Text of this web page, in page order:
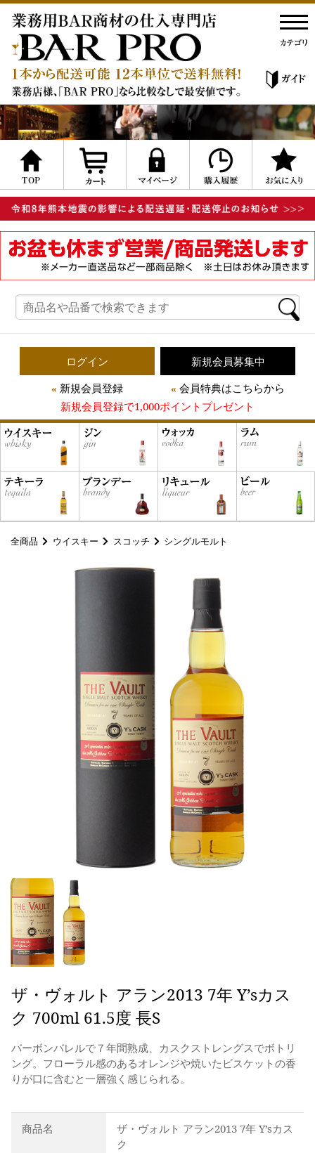
ログイン
新規会員登録
新規会員募集中
会員特典はこちらから
新規会員登録で1,000ポイントプレゼント
全商品 ウイスキー スコッチ シングルモルト
ザ・ヴォルト アラン2013 7年 Y’sカス
ク 700ml 61.5度 長S
バーボンバレルで７年間熟成、カスクストレングスでボトリ
ング。フローラル感のあるオレンジや焼いたビスケットの香
りが口に含むと一層強く感じられる。
商品名
ザ・ヴォルト アラン2013 7年 Y’sカス
ク